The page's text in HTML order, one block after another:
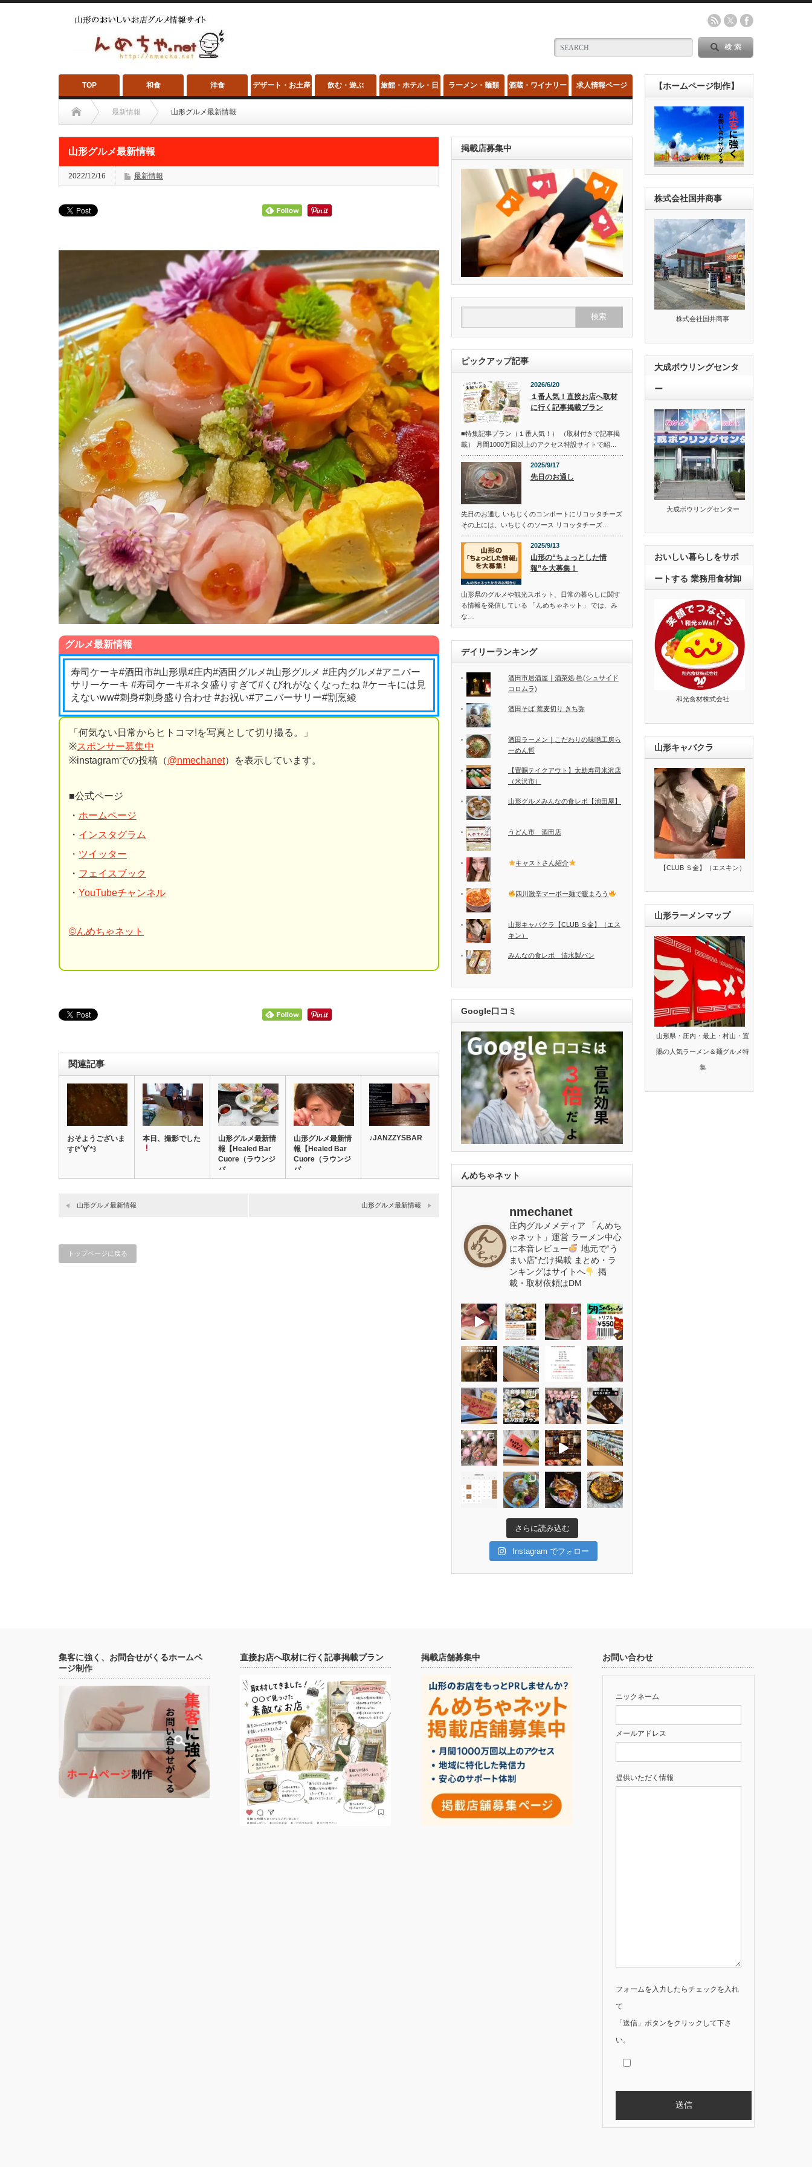
TOP 和食 洋食 デザート・お土産 飲む・遊ぶ 旅館・ホテル・日 ラーメン・麺類 酒蔵・ワイナリー 求人情報ページ
最新情報 山形グルメ最新情報
山形グルメ最新情報
2022/12/16 最新情報
グルメ最新情報
寿司ケーキ️#酒田市#山形県#庄内#酒田グルメ#山形グルメ #庄内グルメ#アニバー
サリーケーキ #寿司ケーキ#ネタ盛りすぎて#くびれがなくなったね #ケーキには見
えないww#刺身#刺身盛り合わせ #お祝い#アニバーサリー#割烹綾
「何気ない日常からヒトコマ!を写真として切り撮る。」
※スポンサー募集中
※instagramでの投稿（@nmechanet）を表示しています。
■公式ページ
・ ホームページ
・ インスタグラム
・ ツイッター
・ フェイスブック
・ YouTubeチャンネル
©んめちゃネット
関連記事
おそようございま
す꒰*´∀`*꒱
本日、撮影でした
山形グルメ最新情
報【Healed Bar
Cuore（ラウンジ
バ…
山形グルメ最新情
報【Healed Bar
Cuore（ラウンジ
バ…
♪JANZZYSBAR
山形グルメ最新情報 山形グルメ最新情報
トップページに戻る
掲載店募集中
ピックアップ記事
2026/6/20
１番人気！直接お店へ取材
に行く記事掲載プラン
■特集記事プラン（１番人気！） （取材付きで記事掲
載） 月間1000万回以上のアクセス特設サイトで紹…
2025/9/17
先日のお通し
先日のお通し いちじくのコンポートにリコッタチーズ
その上には、いちじくのソース リコッタチーズ…
2025/9/13
山形の“ちょっとした情
報”を大募集！
山形県のグルメや観光スポット、日常の暮らしに関す
る情報を発信している 「んめちゃネット」 では、み
な…
デイリーランキング
酒田市居酒屋｜酒菜処 邑(シュサイド
コロムラ)
酒田そば 蕎麦切り きち弥
酒田ラーメン｜こだわりの味噌工房ら
ーめん哲
【置賜テイクアウト】太助寿司米沢店
（米沢市）
山形グルメみんなの食レポ【池田屋】
うどん市 酒田店
キャストさん紹介
四川激辛マーボー麺で暖まろう
山形キャバクラ【CLUB Ｓ金】（エス
キン）
みんなの食レポ 清水製パン
Google口コミ
んめちゃネット
nmechanet
庄内グルメメディア 「んめち
ゃネット」運営 ラーメン中心
に本音レビュー
地元で“う
まい店”だけ掲載 まとめ・ラ
ンキングはサイトへ
掲
載・取材依頼はDM
さらに読み込む
Instagram でフォロー
【ホームページ制作】
株式会社国井商事
株式会社国井商事
大成ボウリングセンタ
ー
大成ボウリングセンター
おいしい暮らしをサポ
ートする 業務用食材卸
和光食材株式会社
山形キャバクラ
【CLUB Ｓ金】（エスキン）
山形ラーメンマップ
山形県・庄内・最上・村山・置
賜の人気ラーメン＆麺グルメ特
集
集客に強く、お問合せがくるホームペ
ージ制作
直接お店へ取材に行く記事掲載プラン 掲載店舗募集中 お問い合わせ
ニックネーム
メールアドレス
提供いただく情報
フォームを入力したらチェックを入れ
て
「送信」ボタンをクリックして下さ
い。